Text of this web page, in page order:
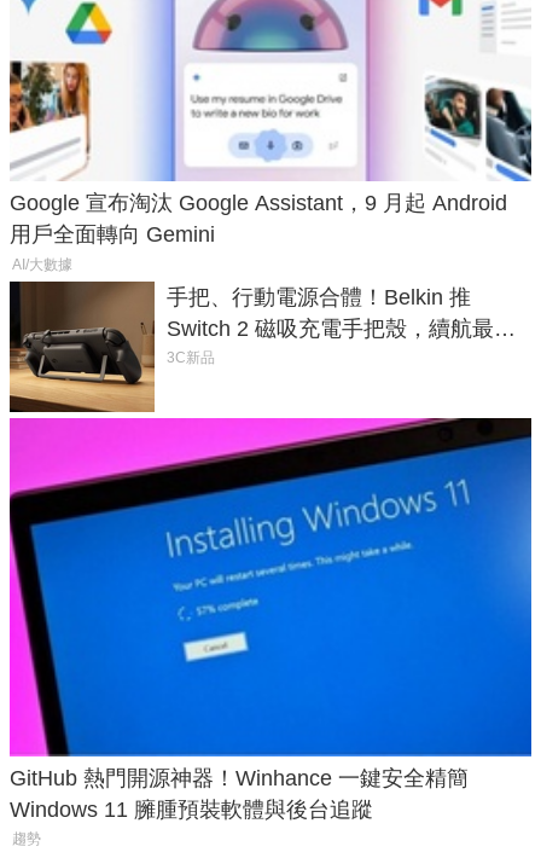
Google 宣布淘汰 Google Assistant，9 月起 Android
用戶全面轉向 Gemini
AI/大數據
手把、行動電源合體！Belkin 推
Switch 2 磁吸充電手把殼，續航最高
延長 1.5 倍
3C新品
GitHub 熱門開源神器！Winhance 一鍵安全精簡
Windows 11 臃腫預裝軟體與後台追蹤
趨勢